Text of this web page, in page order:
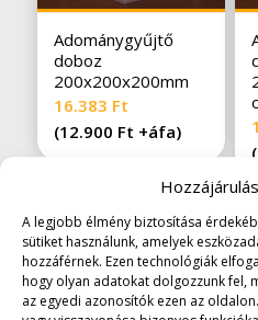
A legjobb élmény biztosítása
sütiket használunk, amelyek
hozzáférnek. Ezen technológiák
hogy olyan adatokat dolgozzunk fel,
az egyedi azonosítók ezen az
Adománygyűjtő
doboz
200x200x200mm
16.383 Ft
(12.900 Ft +áfa)
(